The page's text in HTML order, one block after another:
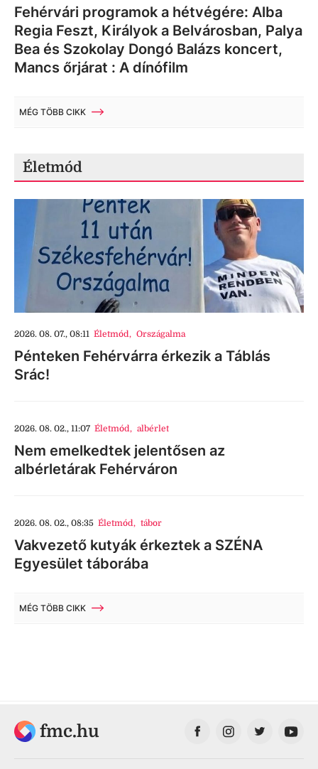
Fehérvári programok a hétvégére: Alba
Regia Feszt, Királyok a Belvárosban, Palya
Bea és Szokolay Dongó Balázs koncert,
Mancs őrjárat : A dínófilm
MÉG TÖBB CIKK
Életmód
2026. 08. 07., 08:11 Életmód, Országalma
Pénteken Fehérvárra érkezik a Táblás
Srác!
2026. 08. 02., 11:07 Életmód, albérlet
Nem emelkedtek jelentősen az
albérletárak Fehérváron
2026. 08. 02., 08:35 Életmód, tábor
Vakvezető kutyák érkeztek a SZÉNA
Egyesület táborába
MÉG TÖBB CIKK
fmc.hu